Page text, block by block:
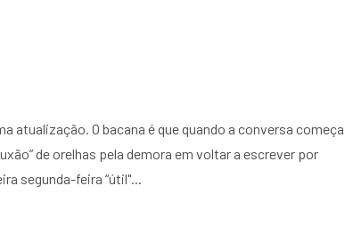
atualização. O bacana é que quando a conversa começa
de orelhas pela demora em voltar a escrever por
segunda-feira “útil"...